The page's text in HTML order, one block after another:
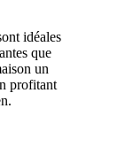
idéales
que
un
profitant